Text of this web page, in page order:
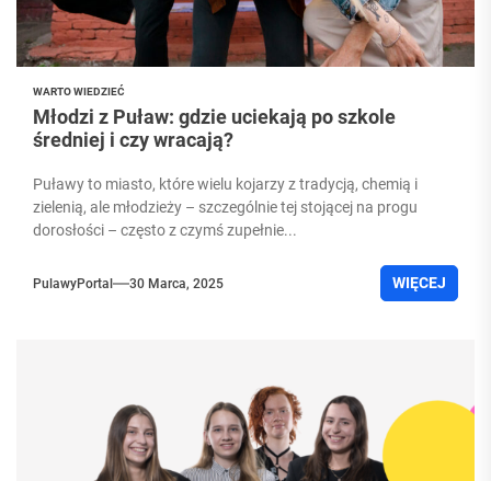
WARTO WIEDZIEĆ
Młodzi z Puław: gdzie uciekają po szkole
średniej i czy wracają?
Puławy to miasto, które wielu kojarzy z tradycją, chemią i
zielenią, ale młodzieży – szczególnie tej stojącej na progu
dorosłości – często z czymś zupełnie...
PulawyPortal 30 Marca, 2025 WIĘCEJ